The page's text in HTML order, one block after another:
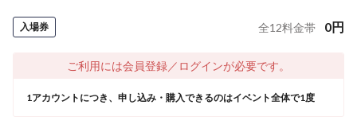
入場券 全12料金帯 0円
ご利用には会員登録／ログインが必要です。
1アカウントにつき、申し込み・購入できるのはイベント全体で1度